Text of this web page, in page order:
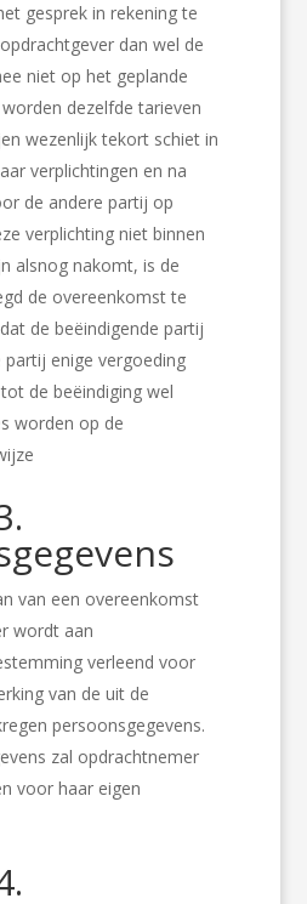
gesprek in rekening te
dan wel de
niet op het geplande
dezelfde tarieven
wezenlijk tekort schiet in
verplichtingen en na
de andere partij op
verplichting niet binnen
alsnog nakomt, is de
de overeenkomst te
de beëindigende partij
enige vergoeding
de beëindiging wel
worden op de
van een overeenkomst
wordt aan
verleend voor
van de uit de
persoonsgegevens.
zal opdrachtnemer
voor haar eigen